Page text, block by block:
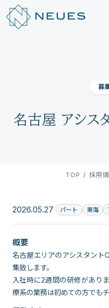
募
名古屋 アシス
TOP / 採用
2026.05.27 パート 東海
概要
名古屋エリアのアシスタント
集致します。
入社時に2週間の研修があり
療系の業務は初めての方でも